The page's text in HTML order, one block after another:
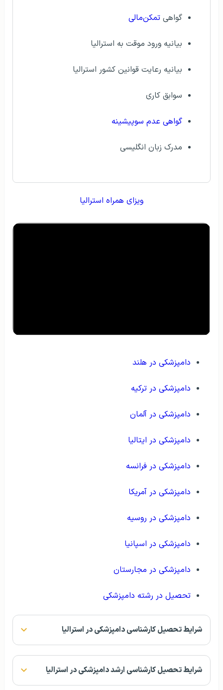
گواهی تمکن‌مالی
بیانیه ورود موقت به استرالیا
بیانیه رعایت قوانین کشور استرالیا
سوابق کاری
گواهی عدم سوپیشینه
مدرک زبان انگلیسی
ویزای همراه استرالیا
دامپزشکی در هلند
دامپزشکی در ترکیه
دامپزشکی در آلمان
دامپزشکی در ایتالیا
دامپزشکی در فرانسه
دامپزشکی در آمریکا
دامپزشکی در روسیه
دامپزشکی در اسپانیا
دامپزشکی در مجارستان
تحصیل در رشته دامپزشکی
شرایط تحصیل کارشناسی دامپزشکی در استرالیا
شرایط تحصیل کارشناسی ارشد دامپزشکی در استرالیا